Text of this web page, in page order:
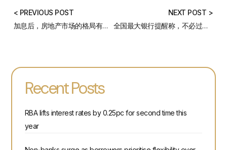
< PREVIOUS POST
加息后，房地产市场的格局有怎样的变化？还会再继续加息吗？
NEXT POST >
全国最大银行提醒称，不必过度担忧利率上调
Recent Posts
RBA lifts interest rates by 0.25pc for second time this
year